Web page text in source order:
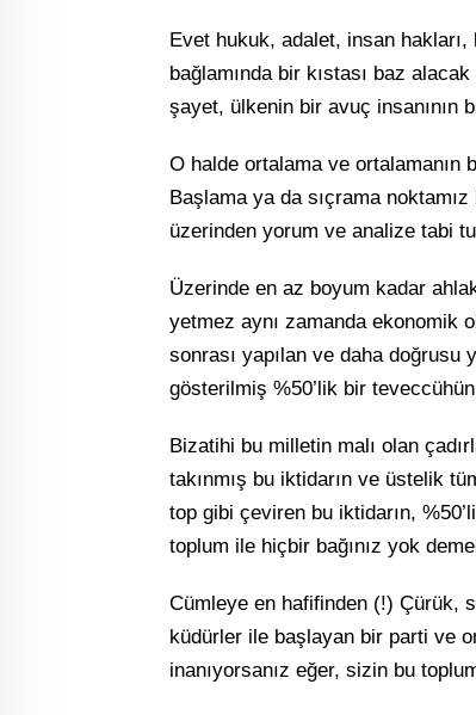
Evet hukuk, adalet, insan
bağlamında bir kıstası baz
şayet, ülkenin bir avuç insanının
O halde ortalama ve ortalamanın
Başlama ya da sıçrama
üzerinden yorum ve analize tabi
Üzerinde en az boyum kadar
yetmez aynı zamanda ekonomik
sonrası yapılan ve daha
gösterilmiş %50’lik bir
Bizatihi bu milletin malı olan
takınmış bu iktidarın ve üstelik
top gibi çeviren bu iktidarın,
toplum ile hiçbir bağınız yok
Cümleye en hafifinden (!)
küdürler ile başlayan bir parti ve
inanıyorsanız eğer, sizin bu